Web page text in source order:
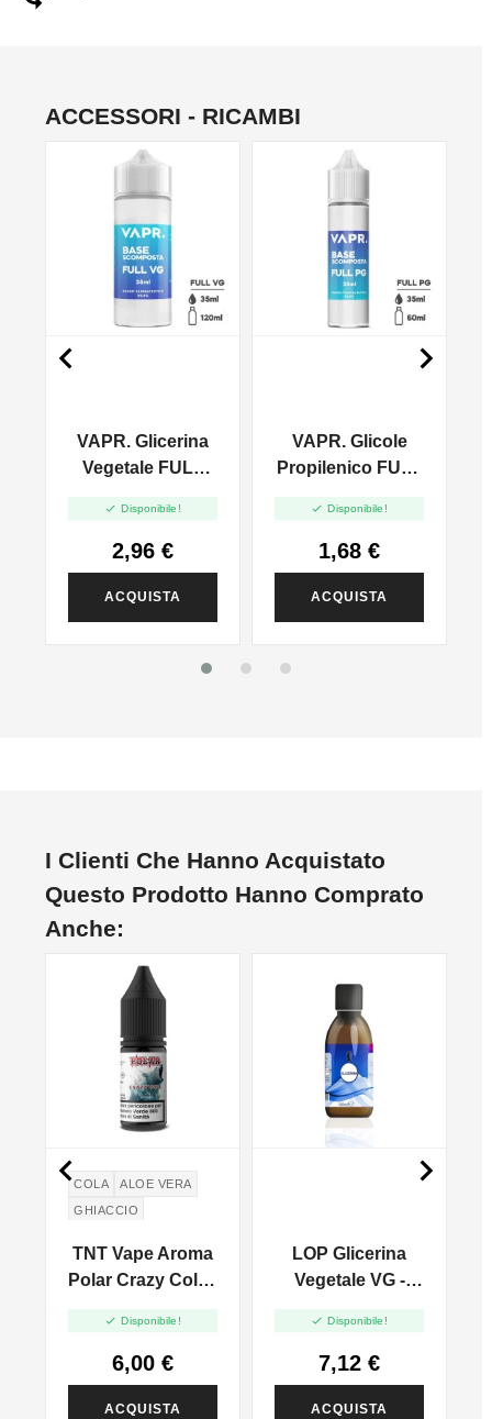
ACCESSORI - RICAMBI
VAPR. Glicerina
Vegetale FULL
120ml
 Disponibile!
2,96 €
ACQUISTA
VAPR. Glicole
Propilenico FULL
 Disponibile!
1,68 €
ACQUISTA
 
I Clienti Che Hanno Acquistato
Questo Prodotto Hanno Comprato
Anche:
COLA
ALOE VERA
GHIACCIO
TNT Vape Aroma
Polar Crazy Cola -
 Disponibile!
6,00 €
ACQUISTA
LOP Glicerina
Vegetale VG -
 Disponibile!
7,12 €
ACQUISTA
 